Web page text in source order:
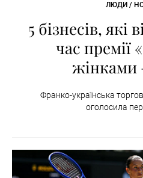
ЛЮДИ /
5 бізнесів, які
час премії
жінками
Франко-українська
оголосила